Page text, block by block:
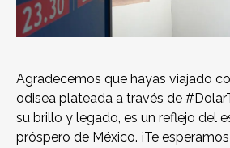
Agradecemos que hayas viajado
odisea plateada a través de
su brillo y legado, es un reflejo del
próspero de México. ¡Te